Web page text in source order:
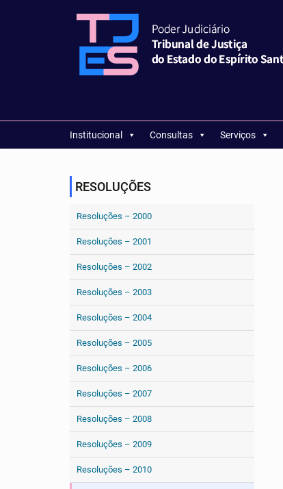
Institucional Consultas Serviços
RESOLUÇÕES
Resoluções – 2000
Resoluções – 2001
Resoluções – 2002
Resoluções – 2003
Resoluções – 2004
Resoluções – 2005
Resoluções – 2006
Resoluções – 2007
Resoluções – 2008
Resoluções – 2009
Resoluções – 2010